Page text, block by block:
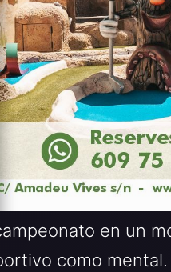
en un
como mental.